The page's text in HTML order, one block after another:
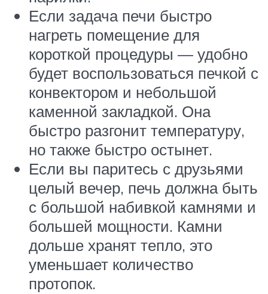
Если задача печи быстро
нагреть помещение для
короткой процедуры — удобно
будет воспользоваться печкой с
конвектором и небольшой
каменной закладкой. Она
быстро разгонит температуру,
но также быстро остынет.
Если вы паритесь с друзьями
целый вечер, печь должна быть
с большой набивкой камнями и
большей мощности. Камни
дольше хранят тепло, это
уменьшает количество
протопок.